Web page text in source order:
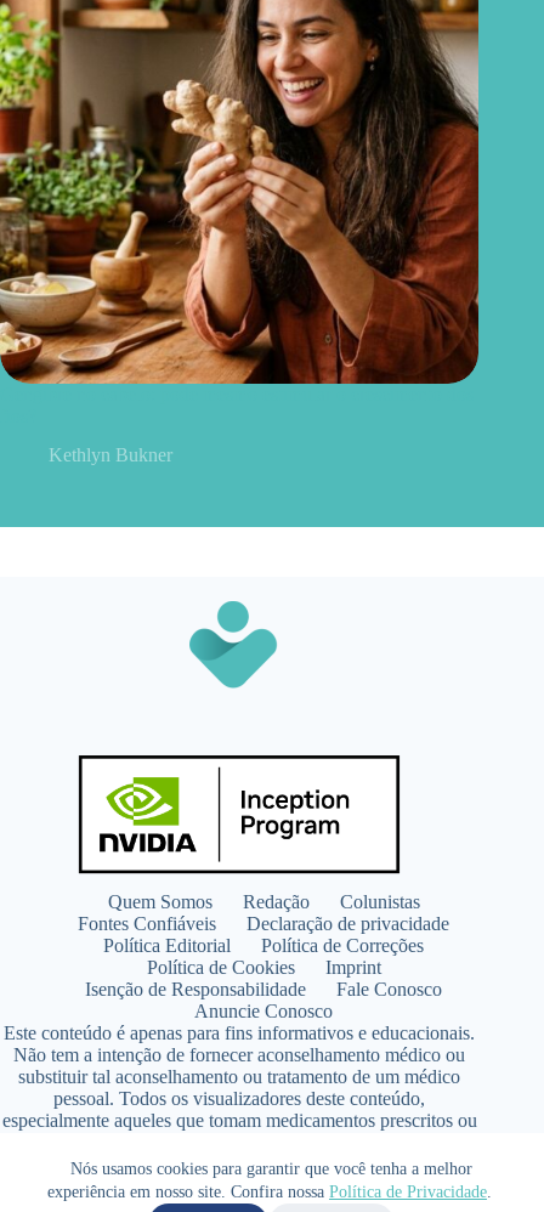
Nós usamos cookies para garantir que você tenha a melhor
experiência em nosso site. Confira nossa Política de Privacidade.
Kethlyn Bukner
Quem Somos Redação
Colunistas
Fontes Confiáveis
Declaração de privacidade
Política Editorial
Política de Correções
Política de Cookies
Imprint
Isenção de Responsabilidade
Fale Conosco
Anuncie Conosco
Este conteúdo é apenas para fins informativos e educacionais.
Não tem a intenção de fornecer aconselhamento médico ou
substituir tal aconselhamento ou tratamento de um médico
pessoal. Todos os visualizadores deste conteúdo,
especialmente aqueles que tomam medicamentos prescritos ou
qualquer programa de nutrição, suplementação ou estilo de
vida.